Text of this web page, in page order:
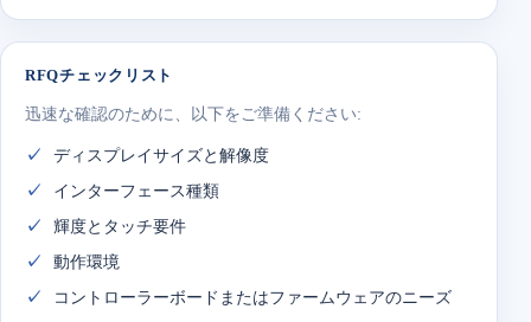
RFQチェックリスト
迅速な確認のために、以下をご準備ください:
ディスプレイサイズと解像度
インターフェース種類
輝度とタッチ要件
動作環境
コントローラーボードまたはファームウェアのニーズ